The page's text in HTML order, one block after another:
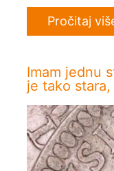
Pročitaj
Imam jednu
je tako